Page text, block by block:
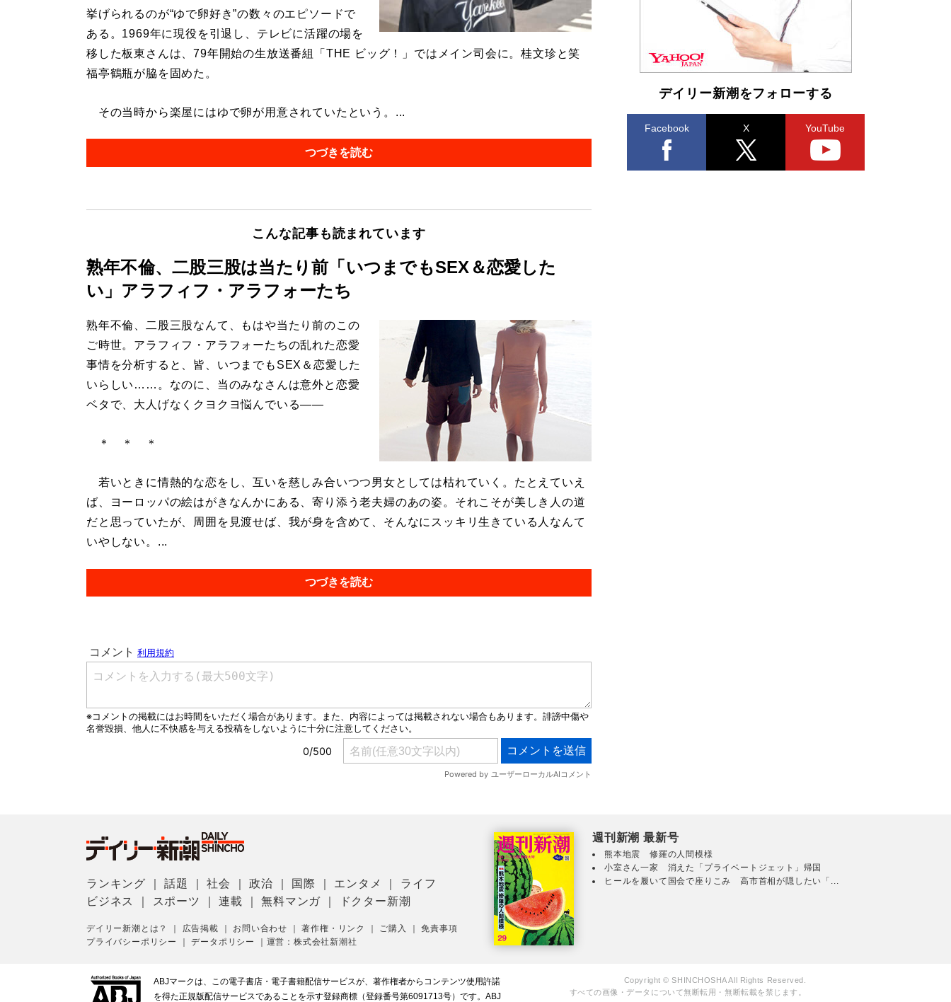
挙げられるのが“ゆで卵好き”の数々のエピソードで
ある。1969年に現役を引退し、テレビに活躍の場を
移した板東さんは、79年開始の生放送番組「THE ビッグ！」ではメイン司会に。桂文珍と笑
福亭鶴瓶が脇を固めた。
その当時から楽屋にはゆで卵が用意されていたという。...
つづきを読む
こんな記事も読まれています
熟年不倫、二股三股は当たり前「いつまでもSEX＆恋愛した
い」アラフィフ・アラフォーたち
熟年不倫、二股三股なんて、もはや当たり前のこの
ご時世。アラフィフ・アラフォーたちの乱れた恋愛
事情を分析すると、皆、いつまでもSEX＆恋愛した
いらしい……。なのに、当のみなさんは意外と恋愛
ベタで、大人げなくクヨクヨ悩んでいる――
＊ ＊ ＊
若いときに情熱的な恋をし、互いを慈しみ合いつつ男女としては枯れていく。たとえていえ
ば、ヨーロッパの絵はがきなんかにある、寄り添う老夫婦のあの姿。それこそが美しき人の道
だと思っていたが、周囲を見渡せば、我が身を含めて、そんなにスッキリ生きている人なんて
いやしない。...
つづきを読む
転 上司の“意外な一言”から生まれた「雑談のテ
Book Bang
皇室はなぜ世界から尊敬されているのか？ 「天
皇陛下はお元気でおられるか」がサウジ国王の第
一声になる理由
デイリー新潮をフォローする
Facebook X YouTube
ランキング ｜話題 ｜社会 ｜政治 国際 エンタメ
ライフ
ビジネス
スポーツ ｜連載 ｜無料マンガ ドクター新潮
デイリー新潮とは？ ｜ 広告掲載 ｜ お問い合わせ ｜著作権・リンク ｜ ご購入 ｜免責事項
プライバシーポリシー
｜データポリシー ｜ 運営：株式会社新潮社
週刊新潮 最新号
熊本地震 修羅の人間模様
小室さん一家 消えた「プライベートジェット」帰国
ヒールを履いて国会で座りこみ 高市首相が隠したい「...
ABJマークは、この電子書店・電子書籍配信サービスが、著作権者からコンテンツ使用許諾
を得た正規版配信サービスであることを示す登録商標（登録番号第6091713号）です。ABJ
Copyright © SHINCHOSHA All Rights Reserved.
すべての画像・データについて無断転用・無断転載を禁じます。